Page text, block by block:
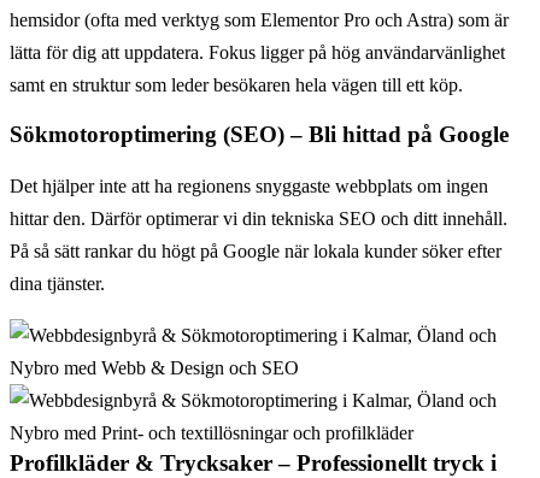
hemsidor (ofta med verktyg som Elementor Pro och Astra) som är
lätta för dig att uppdatera. Fokus ligger på hög användarvänlighet
samt en struktur som leder besökaren hela vägen till ett köp.
Sökmotoroptimering (SEO) – Bli hittad på Google
Det hjälper inte att ha regionens snyggaste webbplats om ingen
hittar den. Därför optimerar vi din tekniska SEO och ditt innehåll.
På så sätt rankar du högt på Google när lokala kunder söker efter
dina tjänster.
Profilkläder & Trycksaker – Professionellt tryck i